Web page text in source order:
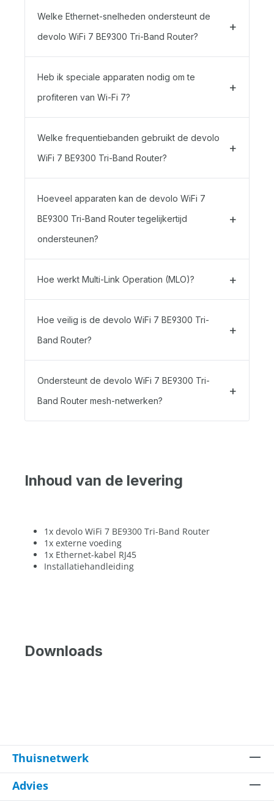
Welke Ethernet-snelheden ondersteunt de
devolo WiFi 7 BE9300 Tri-Band Router?
Heb ik speciale apparaten nodig om te
profiteren van Wi-Fi 7?
Welke frequentiebanden gebruikt de devolo
WiFi 7 BE9300 Tri-Band Router?
Hoeveel apparaten kan de devolo WiFi 7
BE9300 Tri-Band Router tegelijkertijd
ondersteunen?
Hoe werkt Multi-Link Operation (MLO)?
Hoe veilig is de devolo WiFi 7 BE9300 Tri-
Band Router?
Ondersteunt de devolo WiFi 7 BE9300 Tri-
Band Router mesh-netwerken?
Inhoud van de levering
1x devolo WiFi 7 BE9300 Tri-Band Router
1x externe voeding
1x Ethernet-kabel RJ45
Installatiehandleiding
Downloads
Thuisnetwerk
Advies